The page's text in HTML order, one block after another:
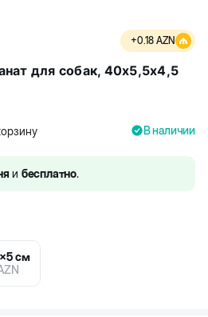
+0.18 AZN
для собак, 40x5,5x4,5
В наличии
и бесплатно.
см